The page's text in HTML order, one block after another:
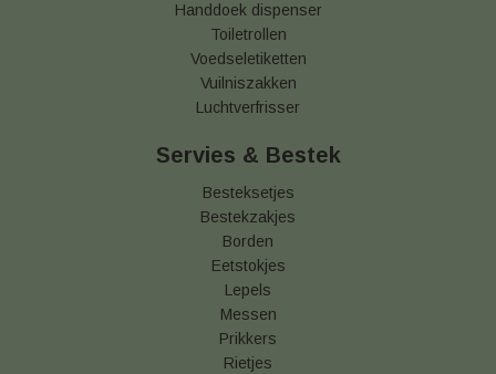
Handdoek dispenser
Toiletrollen
Voedseletiketten
Vuilniszakken
Luchtverfrisser
Servies & Bestek
Besteksetjes
Bestekzakjes
Borden
Eetstokjes
Lepels
Messen
Prikkers
Rietjes